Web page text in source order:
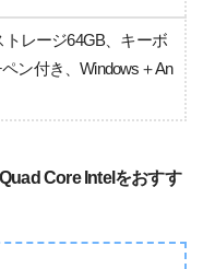
トレージ64GB、キーボ
ン付き、Windows＋An
Core Intelをおすす